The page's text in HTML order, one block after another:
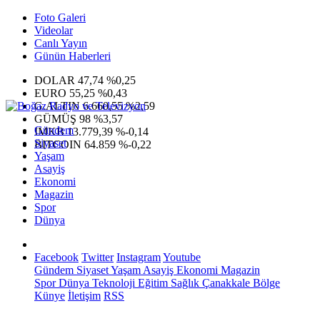
Foto Galeri
Videolar
Canlı Yayın
Günün Haberleri
DOLAR 47,74 %0,25
EURO 55,25 %0,43
G.ALTIN6.660,55 %2,59
GÜMÜŞ 98 %3,57
IMKB13.779,39 %-0,14
BITCOIN 64.859 %-0,22
Gündem
Siyaset
Yaşam
Asayiş
Ekonomi
Magazin
Spor
Dünya
Facebook Twitter InstagramYoutube
Gündem SiyasetYaşam Asayiş Ekonomi Magazin
SporDünya Teknoloji Eğitim Sağlık Çanakkale Bölge
Künye İletişim RSS